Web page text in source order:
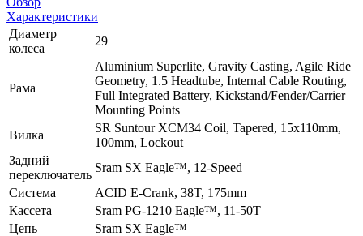
Характеристики
Диаметр
колеса
29
Рама
Aluminium Superlite, Gravity Casting, Agile Ride
Geometry, 1.5 Headtube, Internal Cable Routing,
Full Integrated Battery, Kickstand/Fender/Carrier
Mounting Points
Вилка
SR Suntour XCM34 Coil, Tapered, 15x110mm,
100mm, Lockout
Задний
переключатель
Sram SX Eagle™, 12-Speed
Система
ACID E-Crank, 38T, 175mm
Кассета
Sram PG-1210 Eagle™, 11-50T
Цепь
Sram SX Eagle™